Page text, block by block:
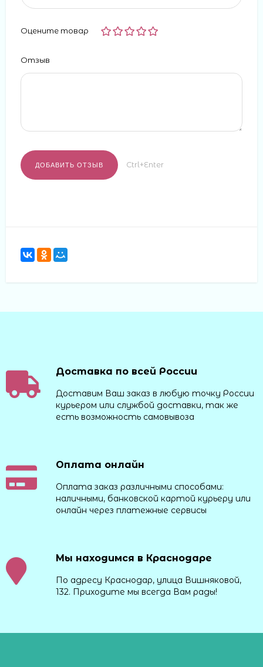
Оцените товар
Отзыв
Ctrl+Enter
Доставка по всей России
Доставим Ваш заказ в любую точку России
курьером или службой доставки, так же
есть возможность самовывоза
Оплата онлайн
Оплата заказ различными способами:
наличными, банковской картой курьеру или
онлайн через платежные сервисы
Мы находимся в Краснодаре
По адресу Краснодар, улица Вишняковой,
132. Приходите мы всегда Вам рады!